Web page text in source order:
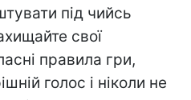
під чийсь
свої
правила гри,
голос і ніколи не